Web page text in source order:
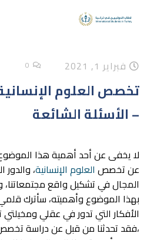
فبراير 1, 2021 0
تخصص العلوم
– الأسئلة الشائعة
لا يخفى عن أحد أهمية هذا
عن تخصص العلوم الإنسانية، والدور
المجال في تشكيل واقع مجتمعاتنا،
بهذا الموضوع وأهميته، سأترك
الأفكار التي تدور في عقلي
،فقد تحدثنا من قبل عن دراسة تخصص